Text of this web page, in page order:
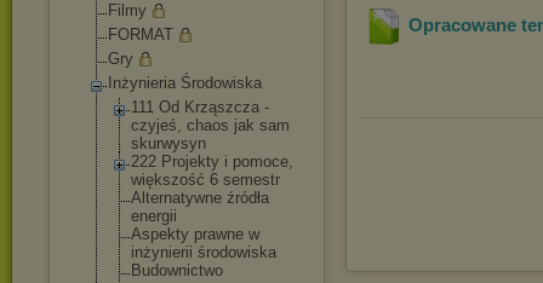
Filmy
FORMAT
Gry
Inżynieria Środowiska
111 Od Krząszcza -
czyjeś, chaos jak sam
skurwysyn
222 Projekty i pomoce,
większość 6 semestr
Alternatywne źródła
energii
Aspekty prawne w
inżynierii środowiska
Budownictwo
Opracowane